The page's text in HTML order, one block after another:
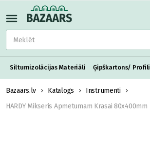
Siltumizolācijas Materiāli Ģipškartons/ Profili
Bazaars.lv Katalogs
Instrumenti
HARDY Mikseris Apmetumam Krasai 80x400mm